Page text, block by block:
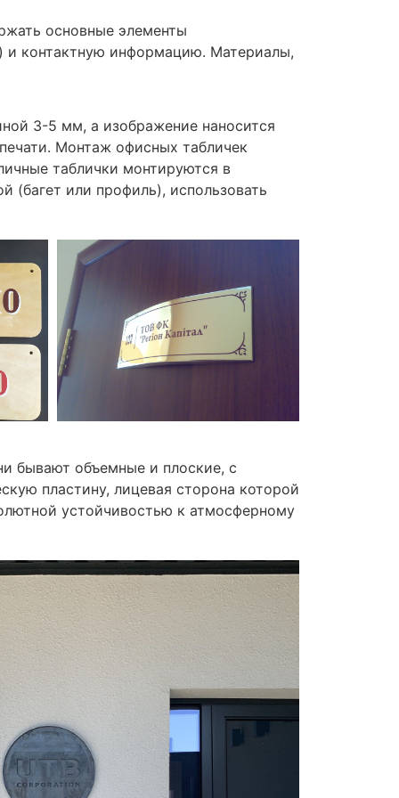
основные элементы
и контактную информацию. Материалы,
3-5 мм, а изображение наносится
Монтаж офисных табличек
таблички монтируются в
или профиль), использовать
бывают объемные и плоские, с
пластину, лицевая сторона которой
устойчивостью к атмосферному